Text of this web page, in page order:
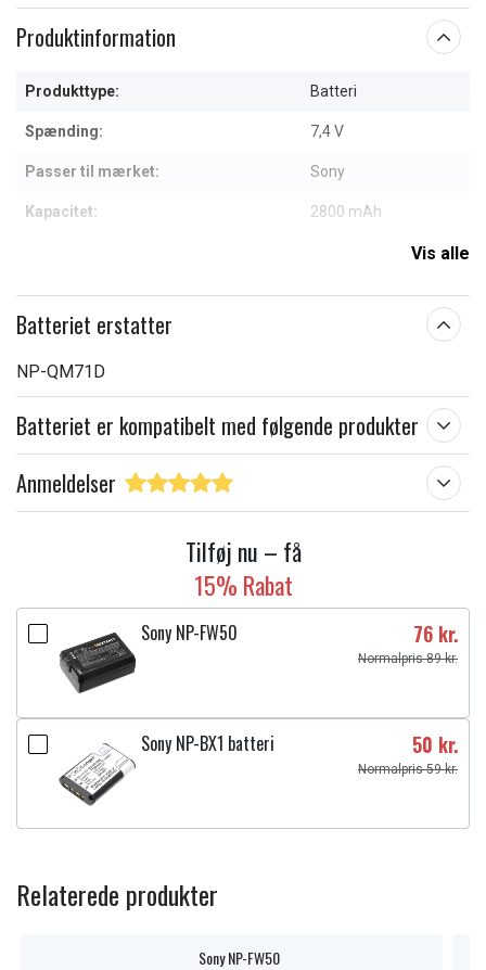
Produktinformation
Produkttype: Batteri
Spænding: 7,4 V
Passer til mærket: Sony
Kapacitet: 2800 mAh
Vis alle
Batteriet erstatter
NP-QM71D
Batteriet er kompatibelt med følgende produkter
Anmeldelser
Tilføj nu – få
15% Rabat
Sony NP-FW50 76 kr.
Normalpris 89 kr.
Sony NP-BX1 batteri 50 kr.
Normalpris 59 kr.
Relaterede produkter
Sony NP-FW50